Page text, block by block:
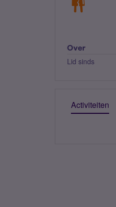
Over
Lid sinds
Activiteiten